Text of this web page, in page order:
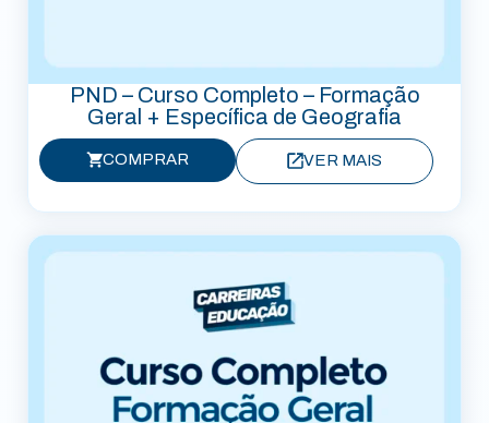
PND – Curso Completo – Formação
Geral + Específica de Geografia
COMPRAR VER MAIS